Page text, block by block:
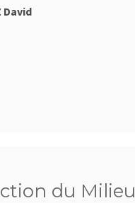
David
du Milieu